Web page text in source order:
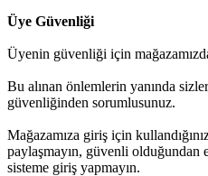
Üye Güvenliği
Üyenin güvenliği için
Bu alınan önlemlerin yanında
güvenliğinden sorumlusunuz.
Mağazamıza giriş için
paylaşmayın, güvenli olduğundan
sisteme giriş yapmayın.